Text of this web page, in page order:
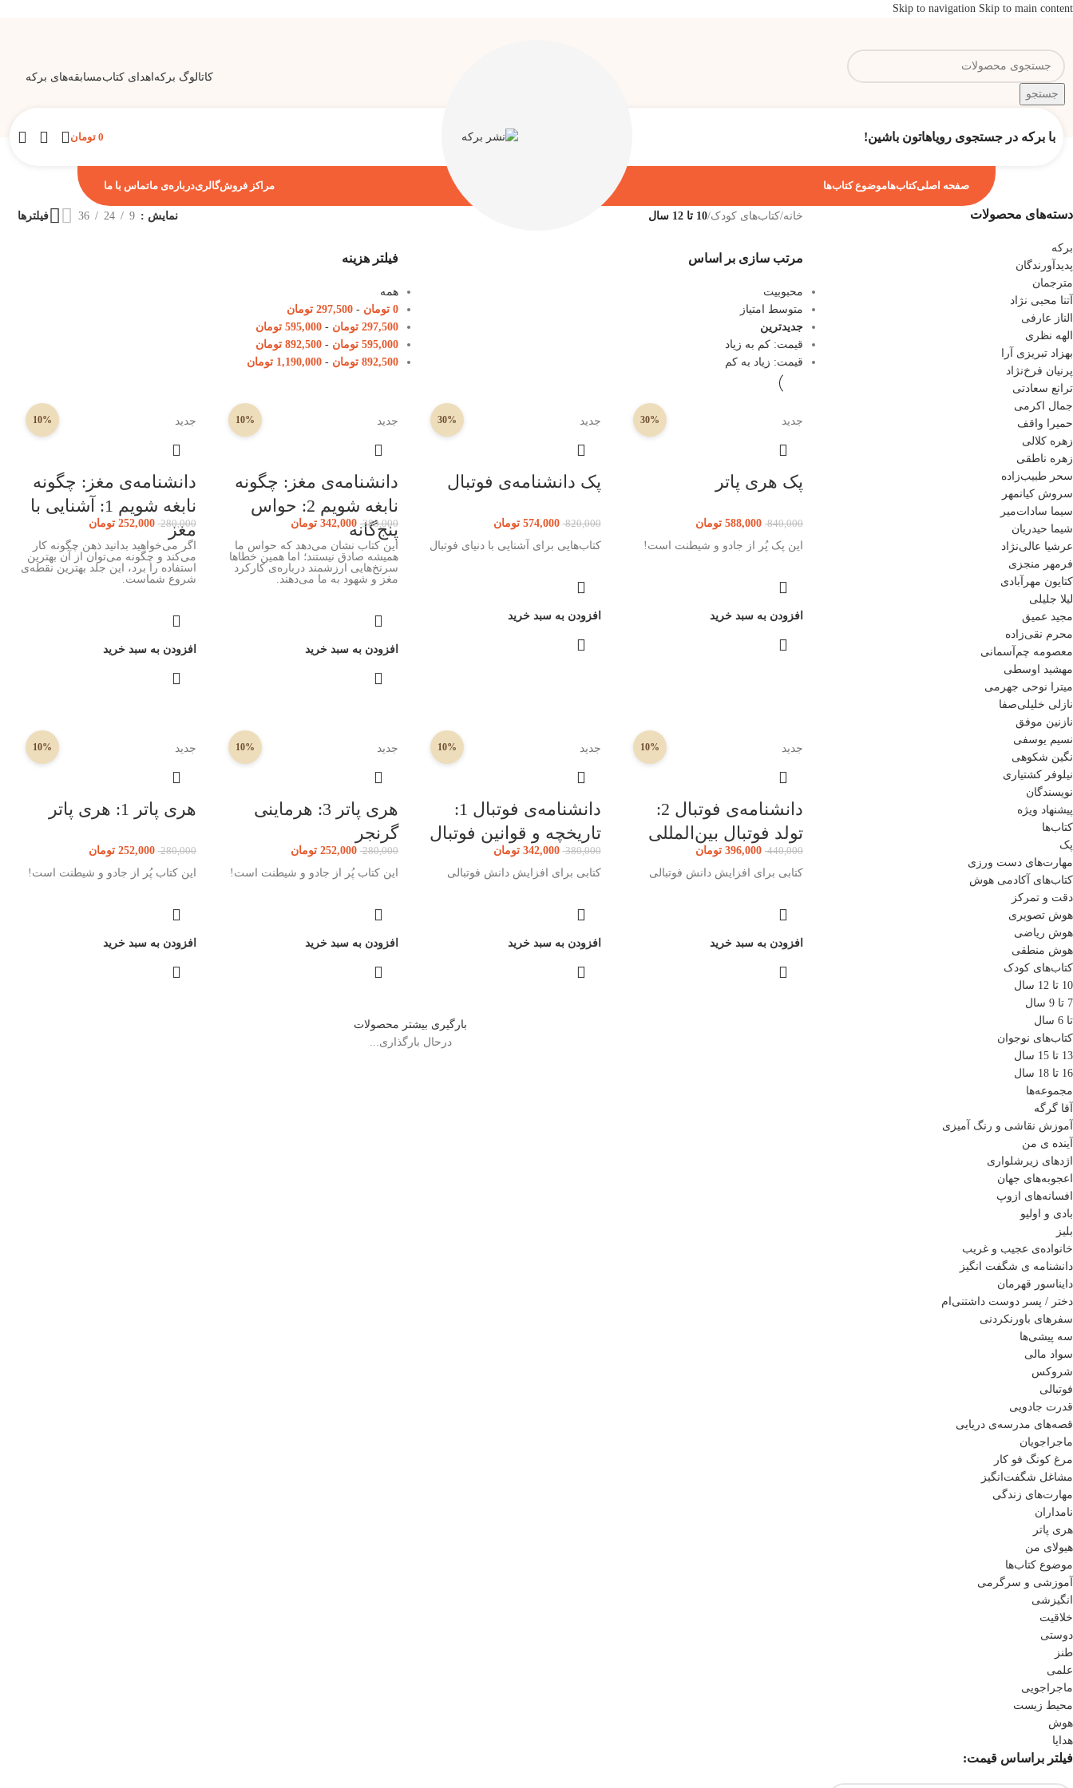
Skip to navigation Skip to main content
جستجو
کاتالوگ برکه اهدای کتابمسابقه‌های برکه
با برکه در جستجوی رویاهاتون باشین! 0 تومان
صفحه اصلیکتاب‌هاموضوع کتاب‌ها مراکز فروشگالریدرباره‌ی ماتماس با ما
دسته‌های محصولات
برکه
پدیدآورندگان
مترجمان
آتنا محبی نژاد
الناز عارفی
الهه نظری
بهزاد تبریزی آرا
پرنیان فرخ‌نژاد
ترانع سعادتی
جمال اکرمی
حمیرا واقف
زهره کلالی
زهره ناطقی
سحر طبیب‌زاده
سروش کیانمهر
سیما سادات‌میر
شیما حیدریان
عرشیا عالی‌نژاد
فرمهر منجزی
کتایون مهرآبادی
لیلا جلیلی
مجید عمیق
محرم نقی‌زاده
معصومه چم‌آسمانی
مهشید اوسطی
میترا نوحی جهرمی
نازلی خلیلی‌صفا
نازنین موفق
نسیم یوسفی
نگین شکوهی
نیلوفر کشتیاری
نویسندگان
پیشنهاد ویژه
کتاب‌ها
پک
مهارت‌های دست ورزی
کتاب‌های آکادمی هوش
دقت و تمرکز
هوش تصویری
هوش ریاضی
هوش منطقی
کتاب‌های کودک
10 تا 12 سال
7 تا 9 سال
تا 6 سال
کتاب‌های نوجوان
13 تا 15 سال
16 تا 18 سال
مجموعه‌ها
آقا گرگه
آموزش نقاشی و رنگ آمیزی
آینده ی من
اژدهای زیرشلواری
اعجوبه‌های جهان
افسانه‌های ازوپ
بادی و اولیو
بلیز
خانواده‌ی عجیب و غریب
دانشنامه ی شگفت انگیز
دایناسور قهرمان
دختر / پسر دوست داشتنی‌ام
سفرهای باورنکردنی
سه پیشی‌ها
سواد مالی
شروکس
فوتبالی
قدرت جادویی
قصه‌های مدرسه‌ی دریایی
ماجراجویان
مرغ کونگ فو کار
مشاغل شگفت‌انگیز
مهارت‌های زندگی
نامداران
هری پاتر
هیولای من
موضوع کتاب‌ها
آموزشی و سرگرمی
انگیزشی
خلاقیت
دوستی
طنز
علمی
ماجراجویی
محیط زیست
هوش
هدایا
فیلتر براساس قیمت:
خانه/کتاب‌های کودک/10 تا 12 سال نمایش 9
24
36 فیلترها
مرتب سازی بر اساس
محبوبیت
متوسط امتیاز
جدیدترین
قیمت: کم به زیاد
قیمت: زیاد به کم
فیلتر هزینه
همه
0 تومان -
297,500 تومان
297,500 تومان -
595,000 تومان
595,000 تومان -
892,500 تومان
892,500 تومان -
1,190,000 تومان
جدید 30%
پک هری پاتر
840,000
588,000 تومان
این پک پُر از جادو و شیطنت است!
افزودن به سبد خرید
جدید 30%
پک دانشنامه‌ی فوتبال
820,000
574,000 تومان
کتاب‌هایی برای آشنایی با دنیای فوتبال
افزودن به سبد خرید
جدید 10%
دانشنامه‌ی مغز: چگونه
نابغه شویم 2: حواس
پنج‌گانه
380,000
342,000 تومان
این کتاب نشان می‌دهد که حواس ما
همیشه صادق نیستند؛ اما همین خطاها
سرنخ‌هایی ارزشمند درباره‌ی کارکرد
مغز و شهود به ما می‌دهند.
افزودن به سبد خرید
جدید 10%
دانشنامه‌ی مغز: چگونه
نابغه شویم 1: آشنایی با
مغز
280,000
252,000 تومان
اگر می‌خواهید بدانید ذهن چگونه کار
می‌کند و چگونه می‌توان از آن بهترین
استفاده را برد، این جلد بهترین نقطه‌ی
شروع شماست.
افزودن به سبد خرید
جدید 10%
دانشنامه‌ی فوتبال 2:
تولد فوتبال بین‌المللی
440,000
396,000 تومان
کتابی برای افزایش دانش فوتبالی
افزودن به سبد خرید
جدید 10%
دانشنامه‌ی فوتبال 1:
تاریخچه و قوانین فوتبال
380,000
342,000 تومان
کتابی برای افزایش دانش فوتبالی
افزودن به سبد خرید
جدید 10%
هری پاتر 3: هرماینی
گرنجر
280,000
252,000 تومان
این کتاب پُر از جادو و شیطنت است!
افزودن به سبد خرید
جدید 10%
هری پاتر 1: هری پاتر
280,000
252,000 تومان
این کتاب پُر از جادو و شیطنت است!
افزودن به سبد خرید
بارگیری بیشتر محصولات
درحال بارگذاری...